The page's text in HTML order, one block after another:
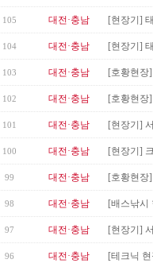
105 대전·충남 [현장기]
104 대전·충남 [현장기]
103 대전·충남 [호황현장
102 대전·충남 [호황현장
101 대전·충남 [현장기]
100 대전·충남 [현장기]
99 대전·충남 [호황현장
98 대전·충남 [배스낚시
97 대전·충남 [현장기]
96 대전·충남 [테크닉